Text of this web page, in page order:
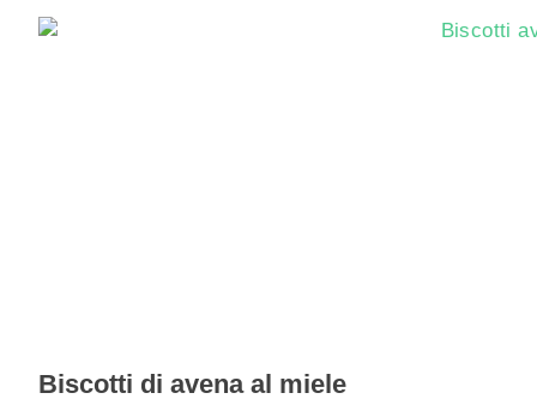
Biscotti di avena al miele